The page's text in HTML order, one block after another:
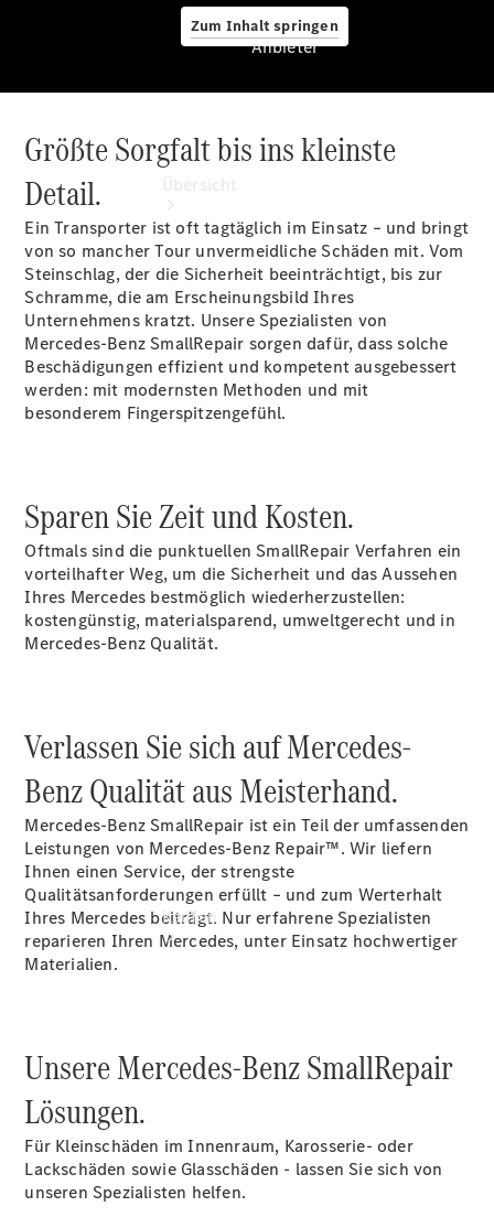
Zum Inhalt springen
Anbieter
Startseite
Modellübersicht
Probefahrt
finden
Probefahrt
vereinbaren
Beratung
vereinbaren
Servicetermin
vereinbaren
Kaufen
Anbieter
Größte Sorgfalt bis ins kleinste
Detail.
Ein Transporter ist oft tagtäglich im Einsatz – und bringt
von so mancher Tour unvermeidliche Schäden mit. Vom
Steinschlag, der die Sicherheit beeinträchtigt, bis zur
Schramme, die am Erscheinungsbild Ihres
Unternehmens kratzt. Unsere Spezialisten von
Mercedes-Benz SmallRepair sorgen dafür, dass solche
Beschädigungen effizient und kompetent ausgebessert
werden: mit modernsten Methoden und mit
besonderem Fingerspitzengefühl.
Sparen Sie Zeit und Kosten.
Oftmals sind die punktuellen SmallRepair Verfahren ein
vorteilhafter Weg, um die Sicherheit und das Aussehen
Ihres Mercedes bestmöglich wiederherzustellen:
kostengünstig, materialsparend, umweltgerecht und in
Mercedes-Benz Qualität.
Verlassen Sie sich auf Mercedes-
Benz Qualität aus Meisterhand.
Mercedes-Benz SmallRepair ist ein Teil der umfassenden
Leistungen von Mercedes-Benz Repair™. Wir liefern
Ihnen einen Service, der strengste
Qualitätsanforderungen erfüllt – und zum Werterhalt
Ihres Mercedes beiträgt. Nur erfahrene Spezialisten
reparieren Ihren Mercedes, unter Einsatz hochwertiger
Materialien.
Unsere Mercedes-Benz SmallRepair
Lösungen.
Für Kleinschäden im Innenraum, Karosserie- oder
Lackschäden sowie Glasschäden - lassen Sie sich von
unseren Spezialisten helfen.